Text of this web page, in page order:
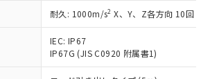
耐久: 1000m/s2 X、Y、Z各方向 10回
IEC: IP67
IP67G (JIS C0920 附属書1)
れた時点での実際の在庫および標
格とは異なる場合があることをご
ください。
な納期状況および標準価格はお客
お取引先、またはお客様担当のオ
ン制御機器販売店・当社販売員に
以下、
1000ppm以下、ポリ臭化ビフェニル
名：DOP) 1000ppm以下、フタル酸ブチ
BBP） 1000ppm以下、フタル酸ジブチル
以下、フタル酸ジイソブチル
以下
、 Hg(水銀) : 1000ppm、 Cd(カドミウ
ロム) : 1000ppm、 PBBs(ポリ臭化ビフェ
、 PBDEs(ポリ臭化ジフェニルエーテ
、
ジブチル) : 1000ppm、 DIBP(フタル酸ジ
: 1000ppm、 BBP(フタル酸ブチルベンジ
取得するなどの必要な手続きを
は規制貨物を破棄する場合は、完
破砕するなど、違法に輸出されな
う必要な手段を講じます。
一定数以上の在庫あり
一定数には満たないが在庫あり